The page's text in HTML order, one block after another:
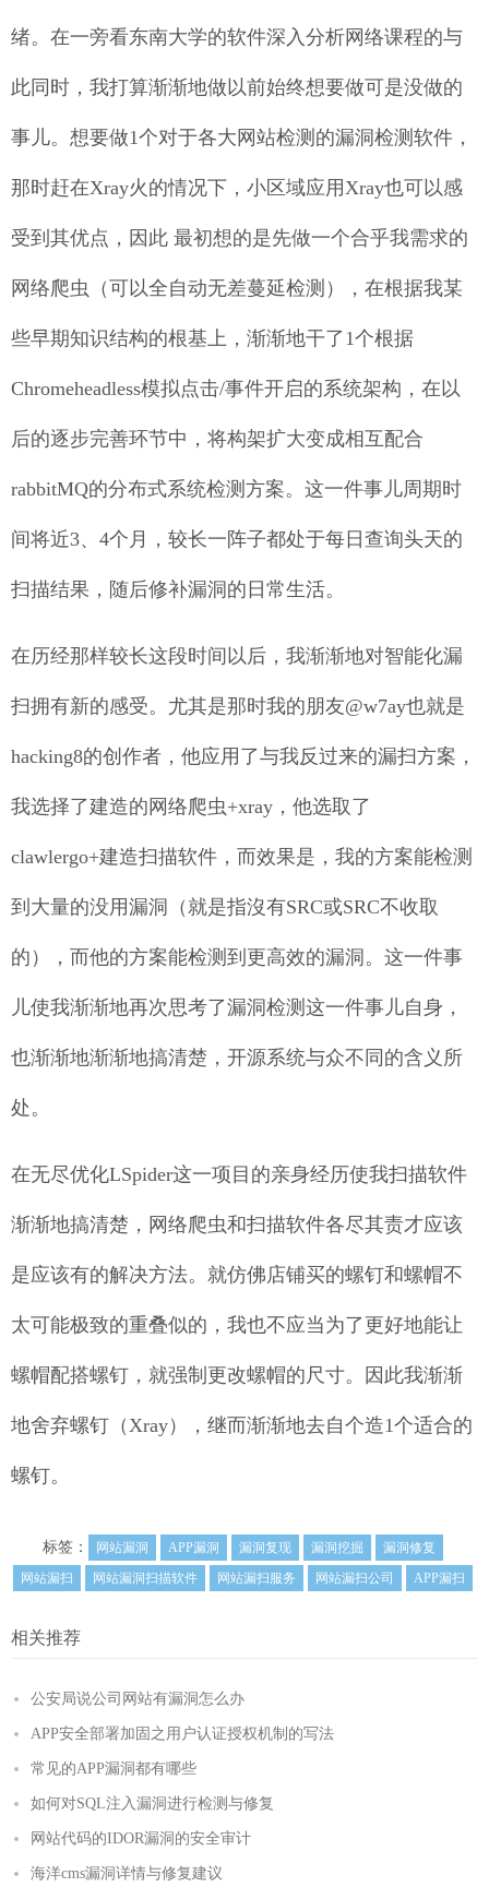
绪。在一旁看东南大学的软件深入分析网络课程的与
此同时，我打算渐渐地做以前始终想要做可是没做的
事儿。 想要做1个对于各大网站检测的漏洞检测软件，
那时赶在Xray火的情况下，小区域应用Xray也可以感
受到其优点，因此 最初想的是先做一个合乎我需求的
网络爬虫（可以全自动无差蔓延检测），在根据我某
些早期知识结构的根基上，渐渐地干了1个根据
Chromeheadless模拟点击/事件开启的系统架构，在以
后的逐步完善环节中，将构架扩大变成相互配合
rabbitMQ的分布式系统检测方案。这一件事儿周期时
间将近3、4个月，较长一阵子都处于每日查询头天的
扫描结果，随后修补漏洞的日常生活。
在历经那样较长这段时间以后，我渐渐地对智能化漏
扫拥有新的感受。尤其是那时我的朋友@w7ay也就是
hacking8的创作者，他应用了与我反过来的漏扫方案，
我选择了建造的网络爬虫+xray，他选取了
clawlergo+建造扫描软件，而效果是，我的方案能检测
到大量的没用漏洞（就是指沒有SRC或SRC不收取
的），而他的方案能检测到更高效的漏洞。这一件事
儿使我渐渐地再次思考了漏洞检测这一件事儿自身，
也渐渐地渐渐地搞清楚，开源系统与众不同的含义所
处。
在无尽优化LSpider这一项目的亲身经历使我扫描软件
渐渐地搞清楚，网络爬虫和扫描软件各尽其责才应该
是应该有的解决方法。就仿佛店铺买的螺钉和螺帽不
太可能极致的重叠似的，我也不应当为了更好地能让
螺帽配搭螺钉，就强制更改螺帽的尺寸。因此我渐渐
地舍弃螺钉（Xray），继而渐渐地去自个造1个适合的
螺钉。
标签： 网站漏洞 APP漏洞 漏洞复现 漏洞挖掘
漏洞修复
网站漏扫
网站漏洞扫描软件 网站漏扫服务 网站漏扫公司 APP漏扫
相关推荐
公安局说公司网站有漏洞怎么办
APP安全部署加固之用户认证授权机制的写法
常见的APP漏洞都有哪些
如何对SQL注入漏洞进行检测与修复
网站代码的IDOR漏洞的安全审计
海洋cms漏洞详情与修复建议